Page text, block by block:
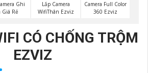
Ghi
Giá Rẻ
Lắp Camera
WifiThân Ezviz
Camera Full Color
360 Ezviz
CÓ CHỐNG TRỘM
EZVIZ